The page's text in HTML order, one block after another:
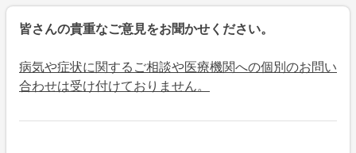
皆さんの貴重なご意見をお聞かせください。
病気や症状に関するご相談や医療機関への個別のお問い
合わせは受け付けておりません。